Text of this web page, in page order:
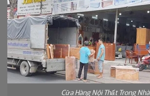
Cửa Hàng Nội Thất Trong Nhà